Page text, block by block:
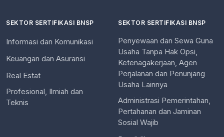
SEKTOR SERTIFIKASI BNSP
Informasi dan Komunikasi
Keuangan dan Asuransi
Real Estat
Profesional, Ilmiah dan
Teknis
SEKTOR SERTIFIKASI BNSP
Penyewaan dan Sewa Guna
Usaha Tanpa Hak Opsi,
Ketenagakerjaan, Agen
Perjalanan dan Penunjang
Usaha Lainnya
Administrasi Pemerintahan,
Pertahanan dan Jaminan
Sosial Wajib